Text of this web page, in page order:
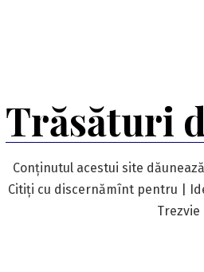
Trăsături
Conținutul acestui site
Citiți cu discernămînt pentru |
Trezvie